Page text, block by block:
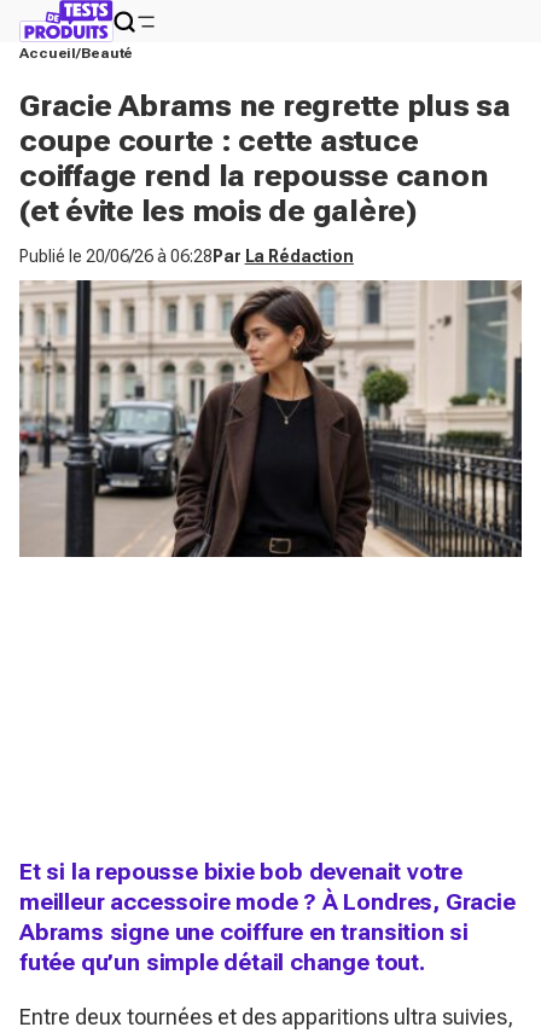
Accueil Beauté
Gracie Abrams ne regrette plus sa
coupe courte : cette astuce
coiffage rend la repousse canon
(et évite les mois de galère)
Publié le 20/06/26 à 06:28 Par La Rédaction
Et si la repousse bixie bob devenait votre
meilleur accessoire mode ? À Londres, Gracie
Abrams signe une coiffure en transition si
futée qu’un simple détail change tout.
Entre deux tournées et des apparitions ultra suivies,